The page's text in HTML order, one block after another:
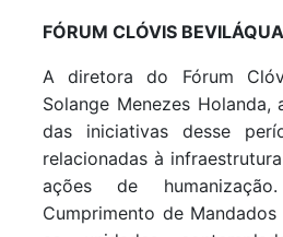
FÓRUM CLÓVIS BEVILÁQUA
A diretora do Fórum
Solange Menezes Holanda,
das iniciativas desse
relacionadas à
ações de
Cumprimento de